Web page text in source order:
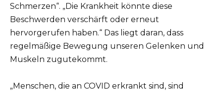
Schmerzen“. „Die Krankheit könnte diese
Beschwerden verschärft oder erneut
hervorgerufen haben.“ Das liegt daran, dass
regelmäßige Bewegung unseren Gelenken und
Muskeln zugutekommt.
„Menschen, die an COVID erkrankt sind, sind